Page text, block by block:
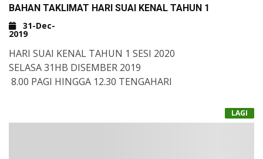
BAHAN TAKLIMAT HARI SUAI KENAL TAHUN 1
31-Dec-
2019
HARI SUAI KENAL TAHUN 1 SESI 2020
SELASA 31HB DISEMBER 2019
8.00 PAGI HINGGA 12.30 TENGAHARI
LAGI